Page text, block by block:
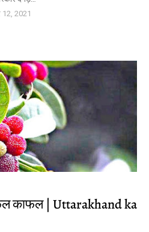
12, 2021
काफल | Uttarakhand ka